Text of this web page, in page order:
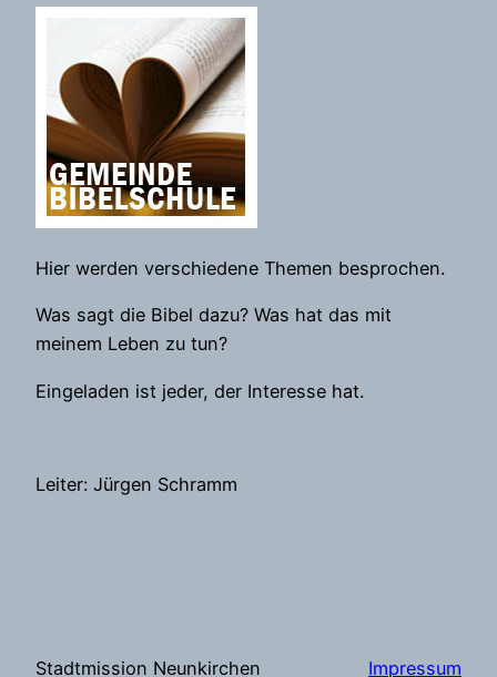
Hier werden verschiedene Themen besprochen.
Was sagt die Bibel dazu? Was hat das mit
meinem Leben zu tun?
Eingeladen ist jeder, der Interesse hat.
Leiter: Jürgen Schramm
Stadtmission Neunkirchen Impressum